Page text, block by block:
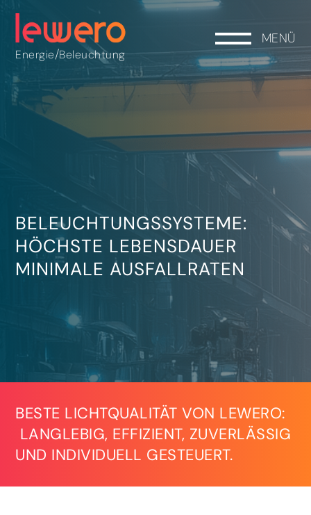
Energie/Beleuchtung
MENÜ
BELEUCHTUNGSSYSTEME:
HÖCHSTE LEBENSDAUER
MINIMALE AUSFALLRATEN
BESTE LICHTQUALITÄT VON LEWERO:
LANGLEBIG, EFFIZIENT, ZUVERLÄSSIG
UND INDIVIDUELL GESTEUERT.